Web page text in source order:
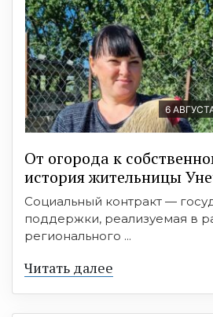
6
От огорода к
история жительницы
Социальный контракт —
поддержки, реализуемая в
регионального ...
Читать далее